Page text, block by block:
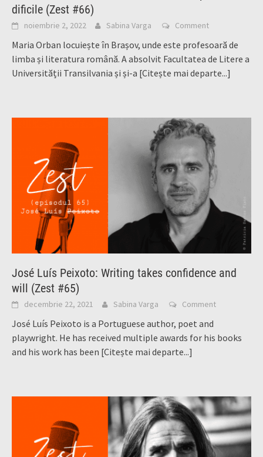
dificile (Zest #66)
noiembrie 2, 2022 Sabina Varga Comment
Maria Orban locuiește în Brașov, unde este profesoară de
limba și literatura română. A absolvit Facultatea de Litere a
Universității Transilvania și și-a [Citește mai departe...]
José Luís Peixoto: Writing takes confidence and
will (Zest #65)
decembrie 22, 2021 Sabina Varga Comment
José Luís Peixoto is a Portuguese author, poet and
playwright. He has received multiple awards for his books
and his work has been [Citește mai departe...]